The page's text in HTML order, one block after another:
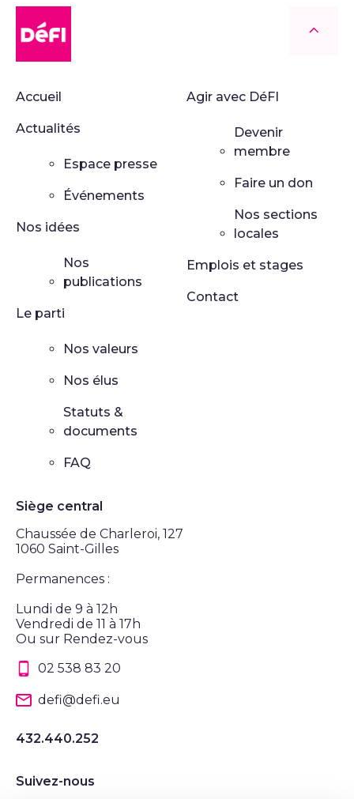
Accueil
Actualités
Espace presse
Événements
Nos idées
Nos
publications
Le parti
Nos valeurs
Nos élus
Statuts &
documents
FAQ
Agir avec DéFI
Devenir
membre
Faire un don
Nos sections
locales
Emplois et stages
Contact
Siège central
Chaussée de Charleroi, 127
1060 Saint-Gilles
Permanences :
Lundi de 9 à 12h
Vendredi de 11 à 17h
Ou sur Rendez-vous
02 538 83 20
defi@defi.eu
432.440.252
Suivez-nous